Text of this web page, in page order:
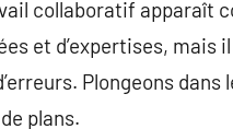
collaboratif apparaît
et d’expertises,
Plongeons
plans.